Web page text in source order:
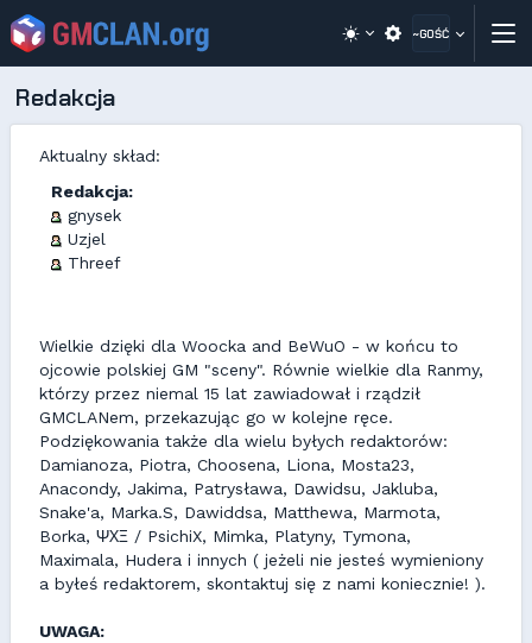
~GOŚĆ
Redakcja
Aktualny skład:
Redakcja:
gnysek
Uzjel
Threef
Wielkie dzięki dla Woocka and BeWuO - w końcu to
ojcowie polskiej GM "sceny". Równie wielkie dla Ranmy,
którzy przez niemal 15 lat zawiadował i rządził
GMCLANem, przekazując go w kolejne ręce.
Podziękowania także dla wielu byłych redaktorów:
Damianoza, Piotra, Choosena, Liona, Mosta23,
Anacondy, Jakima, Patrysława, Dawidsu, Jakluba,
Snake'a, Marka.S, Dawiddsa, Matthewa, Marmota,
Borka, ΨΧΞ / PsichiX, Mimka, Platyny, Tymona,
Maximala, Hudera i innych ( jeżeli nie jesteś wymieniony
a byłeś redaktorem, skontaktuj się z nami koniecznie! ).
UWAGA: